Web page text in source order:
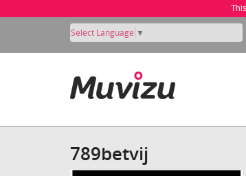
Select Language ▼
789betvij